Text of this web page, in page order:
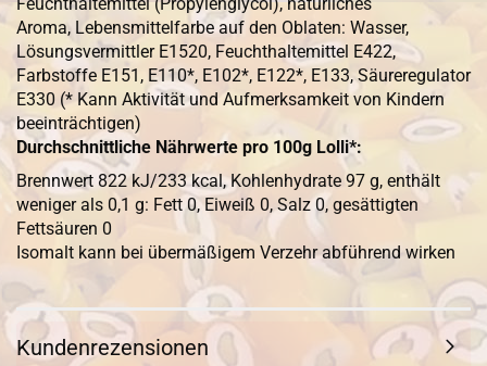
Aroma, Lebensmittelfarbe auf den Oblaten: Wasser,
Lösungsvermittler E1520, Feuchthaltemittel E422,
Farbstoffe E151, E110*, E102*, E122*, E133, Säureregulator
E330 (* Kann Aktivität und Aufmerksamkeit von Kindern
beeinträchtigen)
Durchschnittliche Nährwerte pro 100g Lolli*:
Brennwert 822 kJ/233 kcal, Kohlenhydrate 97 g, enthält
weniger als 0,1 g: Fett 0, Eiweiß 0, Salz 0, gesättigten
Fettsäuren 0
Isomalt kann bei übermäßigem Verzehr abführend wirken
Kundenrezensionen